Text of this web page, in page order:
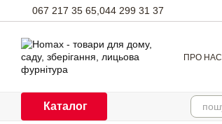
Перейти до основного контенту
067 217 35 65, 044 299 31 37
ПРО НАС
Каталог